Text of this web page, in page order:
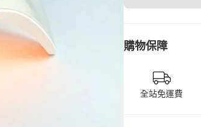
購物保障
全站免運費